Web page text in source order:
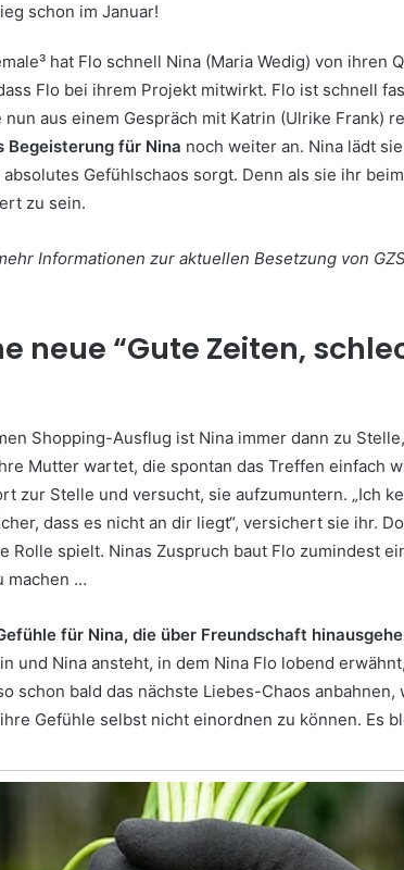
schon im Januar!
hat Flo schnell Nina (Maria Wedig) von ihren
Flo bei ihrem Projekt mitwirkt. Flo ist schnell
aus einem Gespräch mit Katrin (Ulrike Frank)
Begeisterung für Nina noch weiter an. Nina lädt
Gefühlschaos sorgt. Denn als sie ihr
zu sein.
Informationen zur aktuellen Besetzung von
neue “Gute Zeiten,
Shopping-Ausflug ist Nina immer dann zu
Mutter wartet, die spontan das Treffen einfach
zur Stelle und versucht, sie aufzumuntern. „Ich
dass es nicht an dir liegt“, versichert sie ihr.
Rolle spielt. Ninas Zuspruch baut Flo zumindest
machen …
für Nina, die über Freundschaft
und Nina ansteht, in dem Nina Flo lobend
schon bald das nächste Liebes-Chaos
Gefühle selbst nicht einordnen zu können. Es